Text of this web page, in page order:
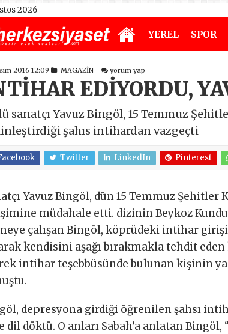
2026
YEREL SPOR
2016 12:09 MAGAZİN yorum yap
EDİYORDU,
sanatçı Yavuz Bingöl, 15 Temmuz
şahıs intihardan vazgeçti
Twitter LinkedIn Pinterest
Yavuz Bingöl, dün 15 Temmuz Şehitler
müdahale etti. dizinin Beykoz
çalışan Bingöl, köprüdeki intihar
kendisini aşağı bırakmakla tehdit
intihar teşebbüsünde bulunan kişinin
depresyona girdiği öğrenilen şahsı
dil döktü. O anları Sabah’a anlatan